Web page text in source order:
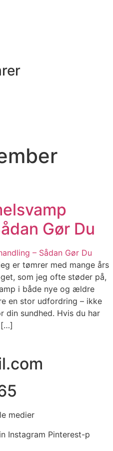
Gør Du
er tømrer med mange års
som jeg ofte støder på,
i både nye og ældre
en stor udfordring – ikke
din sundhed. Hvis du har
[…]
medier
Instagram Pinterest-p